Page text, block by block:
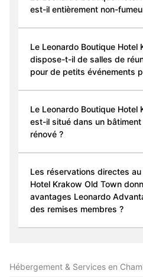
est-il entièrement non-
Le Leonardo Boutique Hotel
dispose-t-il de salles de
pour de petits événements
Le Leonardo Boutique Hotel
est-il situé dans un bâtiment
rénové ?
Les réservations directes
Hotel Krakow Old Town
avantages Leonardo
des remises membres ?
Hébergement & Services en